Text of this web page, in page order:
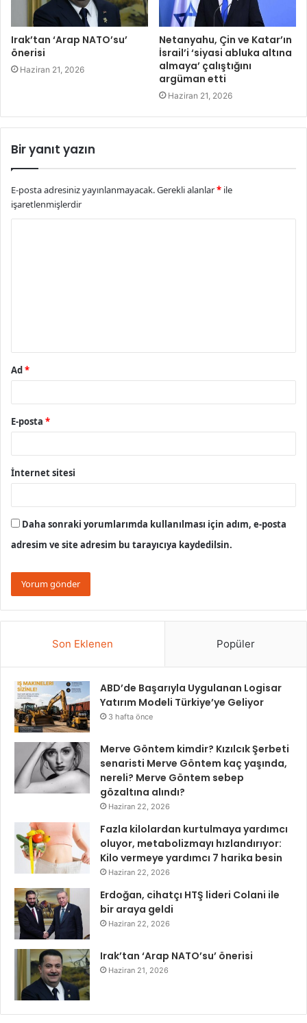
Irak’tan ‘Arap NATO’su’
önerisi
Haziran 21, 2026
Netanyahu, Çin ve Katar’ın
İsrail’i ‘siyasi abluka altına
almaya’ çalıştığını
argüman etti
Haziran 21, 2026
Bir yanıt yazın
E-posta adresiniz yayınlanmayacak.Gerekli alanlar* ile
işaretlenmişlerdir
Ad*
E-posta *
İnternet sitesi
Daha sonraki yorumlarımda kullanılması için adım, e-posta
adresim ve site adresim bu tarayıcıya kaydedilsin.
Son Eklenen Popüler
ABD’de Başarıyla Uygulanan Logisar
Yatırım Modeli Türkiye’ye Geliyor
3 hafta önce
Merve Göntem kimdir? Kızılcık Şerbeti
senaristi Merve Göntem kaç yaşında,
nereli? Merve Göntem sebep
gözaltına alındı?
Haziran 22, 2026
Fazla kilolardan kurtulmaya yardımcı
oluyor, metabolizmayı hızlandırıyor:
Kilo vermeye yardımcı 7 harika besin
Haziran 22, 2026
Erdoğan, cihatçı HTŞ lideri Colani ile
bir araya geldi
Haziran 22, 2026
Irak’tan ‘Arap NATO’su’ önerisi
Haziran 21, 2026